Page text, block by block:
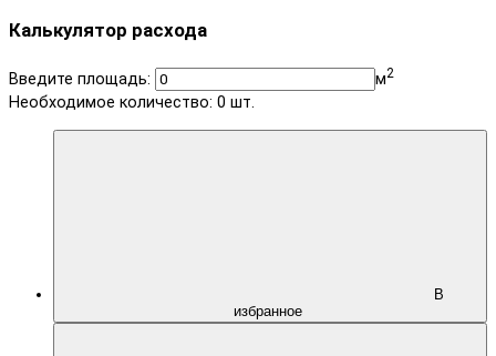
Калькулятор расхода
Введите площадь: м2
Необходимое количество: 0 шт.
В
избранное